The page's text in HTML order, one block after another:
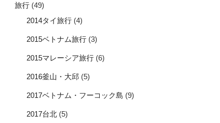
旅行 (49)
2014タイ旅行 (4)
2015ベトナム旅行 (3)
2015マレーシア旅行 (6)
2016釜山・大邱 (5)
2017ベトナム・フーコック島 (9)
2017台北 (5)